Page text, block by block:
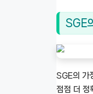
SGE
SGE의 가
점점 더 정